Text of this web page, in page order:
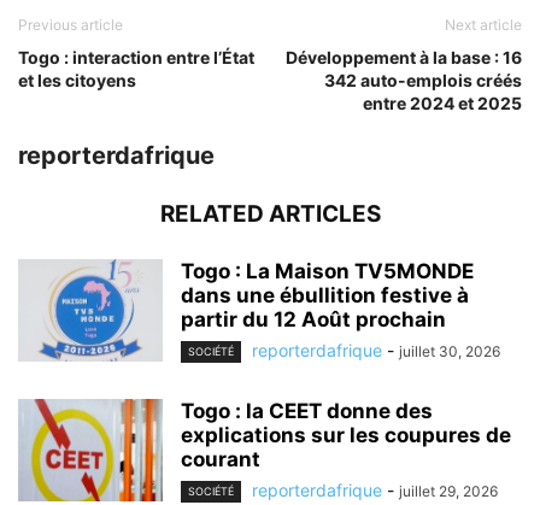
Previous article
Togo : interaction entre l’État
et les citoyens
Next article
Développement à la base : 16
342 auto-emplois créés
entre 2024 et 2025
reporterdafrique
RELATED ARTICLES
Togo : La Maison TV5MONDE
dans une ébullition festive à
partir du 12 Août prochain
SOCIÉTÉ reporterdafrique - juillet 30, 2026
Togo : la CEET donne des
explications sur les coupures de
courant
SOCIÉTÉ reporterdafrique - juillet 29, 2026